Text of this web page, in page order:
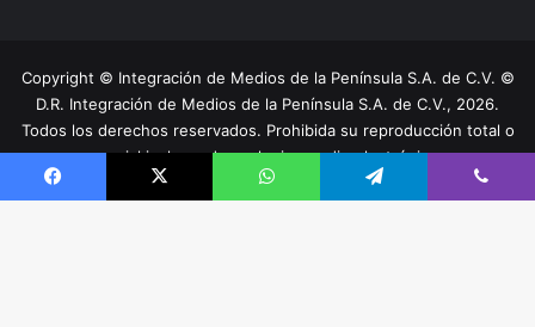
Copyright © Integración de Medios de la Península S.A. de C.V. ©
D.R. Integración de Medios de la Península S.A. de C.V., 2026.
Todos los derechos reservados. Prohibida su reproducción total o
parcial incluyendo cualquier medio electrónico.
Home
Términos Legales Directorio
Facebook X WhatsApp Telegram Viber